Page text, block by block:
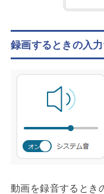
録画するときの入
動画を録音するとき